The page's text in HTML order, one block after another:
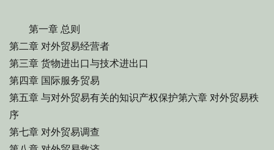
第一章 总则
第二章 对外贸易经营者
第三章 货物进出口与技术进出口
第四章 国际服务贸易
第五章 与对外贸易有关的知识产权保护第六章 对外贸易秩
序
第七章 对外贸易调查